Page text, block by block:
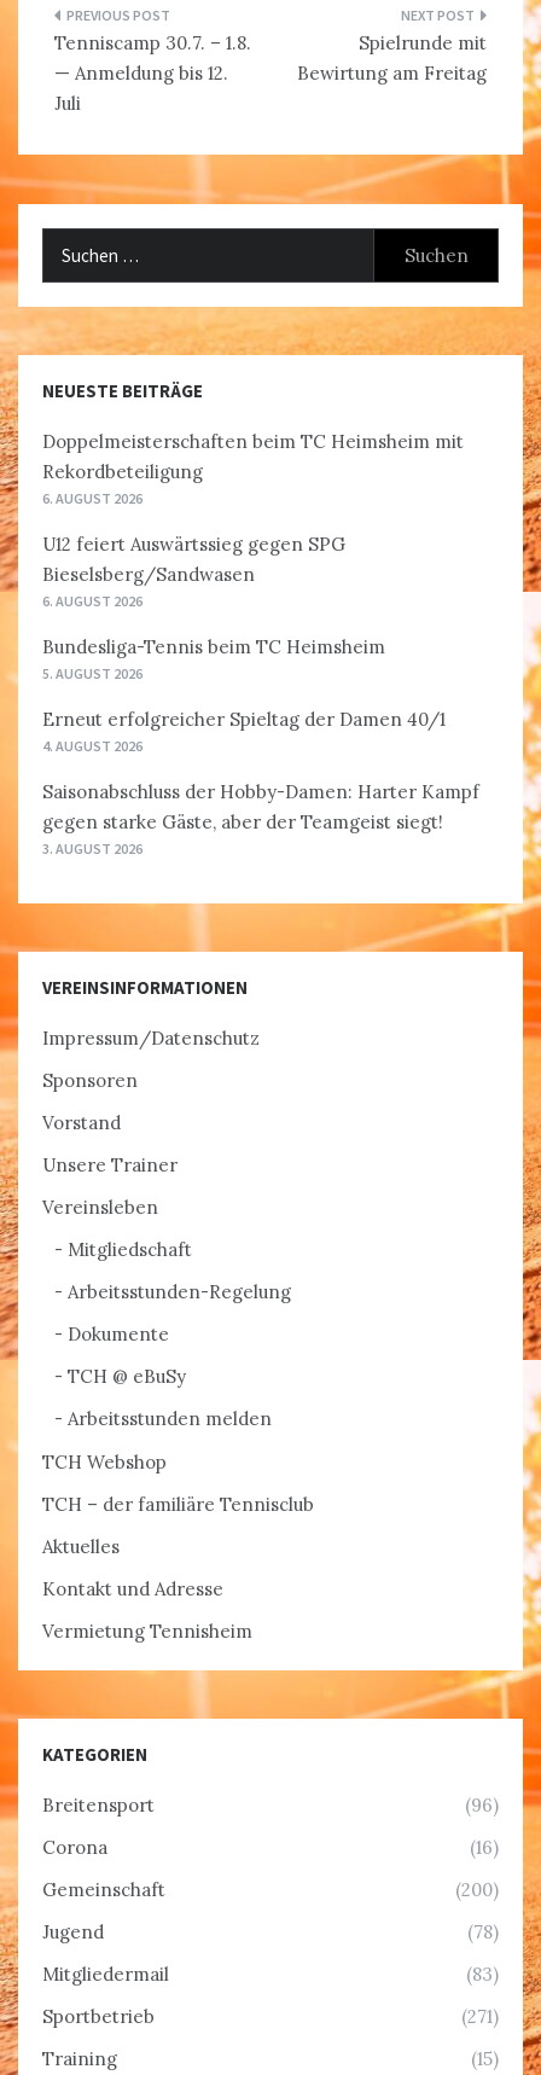
Beitragsnavigation
Tenniscamp 30.7. – 1.8.
— Anmeldung bis 12.
Juli
Spielrunde mit
Bewirtung am Freitag
NEUESTE BEITRÄGE
Doppelmeisterschaften beim TC Heimsheim mit
Rekordbeteiligung
6. AUGUST 2026
U12 feiert Auswärtssieg gegen SPG
Bieselsberg/Sandwasen
6. AUGUST 2026
Bundesliga-Tennis beim TC Heimsheim
5. AUGUST 2026
Erneut erfolgreicher Spieltag der Damen 40/1
4. AUGUST 2026
Saisonabschluss der Hobby-Damen: Harter Kampf
gegen starke Gäste, aber der Teamgeist siegt!
3. AUGUST 2026
VEREINSINFORMATIONEN
Impressum/Datenschutz
Sponsoren
Vorstand
Unsere Trainer
Vereinsleben
Mitgliedschaft
Arbeitsstunden-Regelung
Dokumente
TCH @ eBuSy
Arbeitsstunden melden
TCH Webshop
TCH – der familiäre Tennisclub
Aktuelles
Kontakt und Adresse
Vermietung Tennisheim
KATEGORIEN
Breitensport
(96)
Corona
(16)
Gemeinschaft
(200)
Jugend
(78)
Mitgliedermail
(83)
Sportbetrieb
(271)
Training
(15)